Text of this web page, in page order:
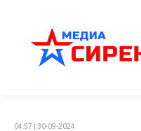
04:57 | 30-09-2024